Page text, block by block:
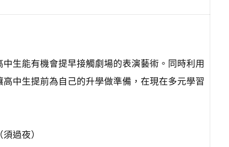
生能有機會提早接觸劇場的表演藝術。同時利用
中生提前為自己的升學做準備，在現在多元學習
過夜）